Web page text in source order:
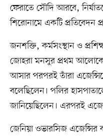
ফেরাতে সৌদি আরবে,
শিরোনামে একটি প্রতিবেদন
জনশক্তি, কর্মসংস্থান ও
জোহরা মনসুর প্রথম
আসার পরপরই তাঁরা
বলেছিলেন। পলির
জানিয়েছিলেন। এরপরই
জেনিয়া ওভারসিজ